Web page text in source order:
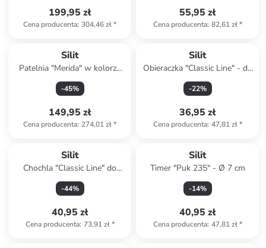
199,95 zł
Cena producenta: 304,46 zł*
55,95 zł
Cena producenta: 82,61 zł*
Silit
Patelnia "Merida" w kolorze
czarnym - Ø 28 cm
-45%
149,95 zł
Cena producenta: 274,01 zł*
Silit
Obieraczka "Classic Line" - dł.
19 cm
-22%
36,95 zł
Cena producenta: 47,81 zł*
Silit
Chochla "Classic Line" do
sosu - dł. 28 cm
-44%
40,95 zł
Cena producenta: 73,91 zł*
Silit
Timer "Puk 235" - Ø 7 cm
-14%
40,95 zł
Cena producenta: 47,81 zł*